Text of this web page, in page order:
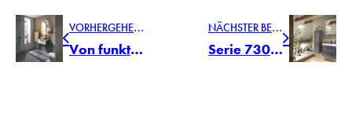
V
ORHERGEHENDER BEITRAG
Von funktional bis atmosphärisch: Die besten Beleuchtungstipps für das Bad
N
ÄCHSTER BEITRAG
Serie 7300: neues Möbeldesign mit moderner Rahmenfront